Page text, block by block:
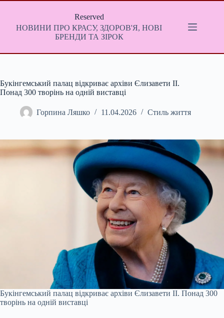
Перейти
Reserved
НОВИНИ ПРО КРАСУ, ЗДОРОВ'Я, НОВІ
БРЕНДИ ТА ЗІРОК
Букінгемський палац відкриває архіви Єлизавети II.
Понад 300 творінь на одній виставці
Горпина Ляшко 11.04.2026 Стиль життя
Букінгемський палац відкриває архіви Єлизавети II. Понад 300
творінь на одній виставці